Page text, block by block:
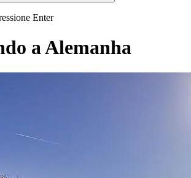
Enter
a Alemanha